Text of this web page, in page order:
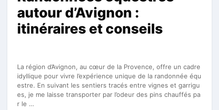
autour d’Avignon :
itinéraires et conseils
La région d’Avignon, au cœur de la Provence, offre un cadre
idyllique pour vivre l’expérience unique de la randonnée équ
estre. En suivant les sentiers tracés entre vignes et garrigu
es, je me laisse transporter par l’odeur des pins chauffés pa
r le …